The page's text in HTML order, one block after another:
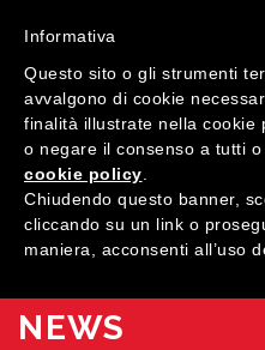
MENU
HOME
COMPANY
NEWS
Informativa
Questo sito o gli strumenti
avvalgono di cookie
finalità illustrate nella cookie
o negare il consenso a tutti
cookie policy
Chiudendo questo banner,
cliccando su un link o
maniera, acconsenti all’uso